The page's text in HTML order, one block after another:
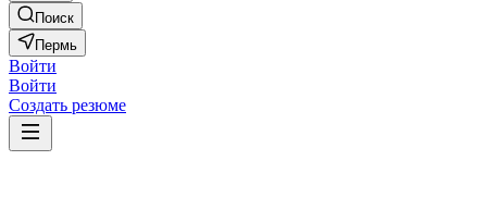
Поиск
Пермь
Войти
Войти
Создать резюме